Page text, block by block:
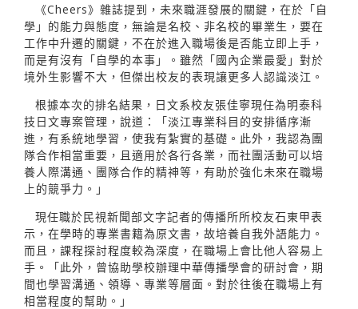
《Cheers》雜誌提到，未來職涯發展的關鍵，在於「自
學」的能力與態度，無論是名校、非名校的畢業生，要在
工作中升遷的關鍵，不在於進入職場後是否能立即上手，
而是有沒有「自學的本事」。雖然「國內企業最愛」對於
境外生影響不大，但傑出校友的表現讓更多人認識淡江。
根據本次的排名結果，日文系校友張佳寧現任為明泰科
技日文專案管理，說道：「淡江專業科目的安排循序漸
進，有系統地學習，使我有紮實的基礎。此外，我認為團
隊合作相當重要，且適用於各行各業，而社團活動可以培
養人際溝通、團隊合作的精神等，有助於強化未來在職場
上的競爭力。」
現任職於民視新聞部文字記者的傳播所所校友石東甲表
示，在學時的專業書籍為原文書，故培養自我外語能力。
而且，課程探討程度較為深度，在職場上會比他人容易上
手。「此外，曾協助學校辦理中華傳播學會的研討會，期
間也學習溝通、領導、專業等層面。對於往後在職場上有
相當程度的幫助。」